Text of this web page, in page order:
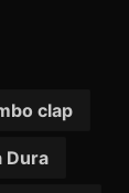
clap
Dura